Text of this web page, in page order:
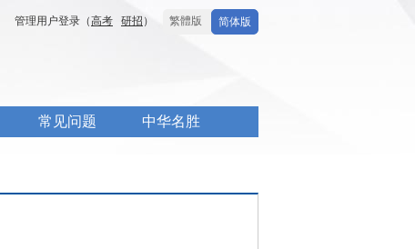
简体版
繁體版
管理用户登录（高考 研招 ）
常见问题 中华名胜